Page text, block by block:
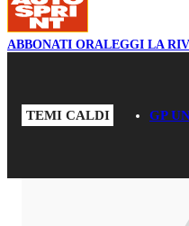
ABBONATI ORALEGGI LA
TEMI CALDI GP